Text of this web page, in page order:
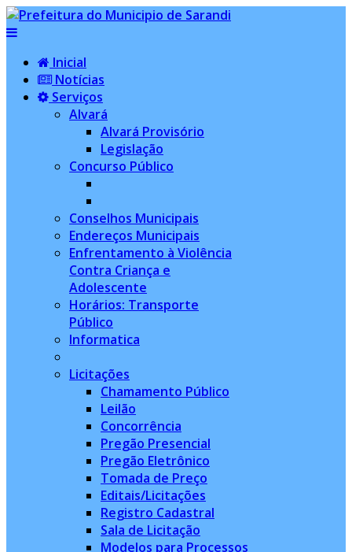
Inicial
Notícias
Serviços
Alvará
Alvará Provisório
Legislação
Concurso Público
Conselhos Municipais
Endereços Municipais
Enfrentamento à Violência
Contra Criança e
Adolescente
Horários: Transporte
Público
Informatica
Licitações
Chamamento Público
Leilão
Concorrência
Pregão Presencial
Pregão Eletrônico
Tomada de Preço
Editais/Licitações
Registro Cadastral
Sala de Licitação
Modelos para Processos